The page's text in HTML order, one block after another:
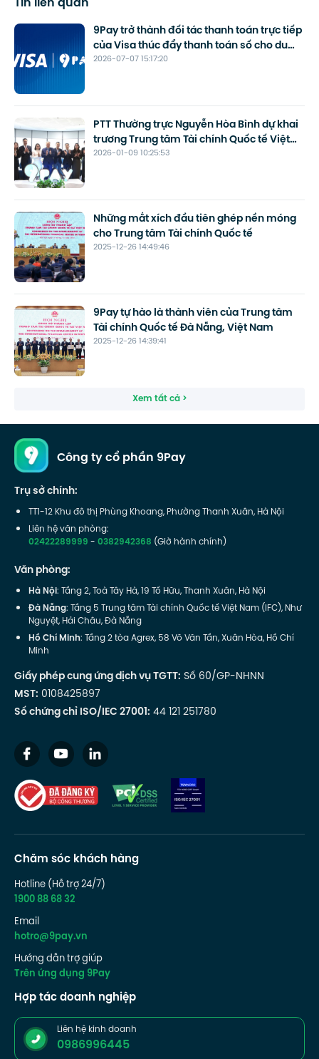
2026-07-07 15:17:20
9Pay trở thành đối tác thanh toán trực tiếp
của Visa thúc đẩy thanh toán số cho du
lịch
2026-01-09 10:25:53
PTT Thường trực Nguyễn Hòa Bình dự khai
trương Trung tâm Tài chính Quốc tế Việt
Nam tại Đà Nẵng
2025-12-26 14:49:46
Những mắt xích đầu tiên ghép nền móng
cho Trung tâm Tài chính Quốc tế
2025-12-26 14:39:41
9Pay tự hào là thành viên của Trung tâm
Tài chính Quốc tế Đà Nẵng, Việt Nam
Xem tất cả >
Công ty cổ phần 9Pay
Trụ sở chính:
TT1-12 Khu đô thị Phùng Khoang, Phường Thanh Xuân, Hà Nội
Liên hệ văn phòng:
02422289999-0382942368 (Giờ hành chính)
Văn phòng:
Hà Nội: Tầng 2, Toà Tây Hà, 19 Tố Hữu, Thanh Xuân, Hà Nội
Đà Nẵng: Tầng 5 Trung tâm Tài chính Quốc tế Việt Nam (IFC), Như
Nguyệt, Hải Châu, Đà Nẵng
Hồ Chí Minh: Tầng 2 tòa Agrex, 58 Võ Văn Tần, Xuân Hòa, Hồ Chí
Minh
Giấy phép cung ứng dịch vụ TGTT: Số 60/GP-NHNN
MST: 0108425897
Số chứng chỉ ISO/IEC 27001: 44 121 251780
Chăm sóc khách hàng
Hotline (Hỗ trợ 24/7)
1900 88 68 32
Email
hotro@9pay.vn
Hướng dẫn trợ giúp
Trên ứng dụng 9Pay
Hợp tác doanh nghiệp
Liên hệ kinh doanh
0986996445